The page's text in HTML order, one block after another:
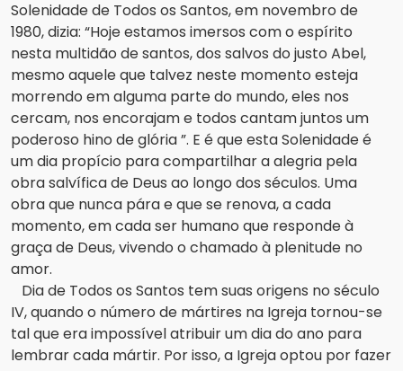
Solenidade de Todos os Santos, em novembro de
1980, dizia: “Hoje estamos imersos com o espírito
nesta multidão de santos, dos salvos do justo Abel,
mesmo aquele que talvez neste momento esteja
morrendo em alguma parte do mundo, eles nos
cercam, nos encorajam e todos cantam juntos um
poderoso hino de glória ”. E é que esta Solenidade é
um dia propício para compartilhar a alegria pela
obra salvífica de Deus ao longo dos séculos. Uma
obra que nunca pára e que se renova, a cada
momento, em cada ser humano que responde à
graça de Deus, vivendo o chamado à plenitude no
amor.
Dia de Todos os Santos tem suas origens no século
IV, quando o número de mártires na Igreja tornou-se
tal que era impossível atribuir um dia do ano para
lembrar cada mártir. Por isso, a Igreja optou por fazer